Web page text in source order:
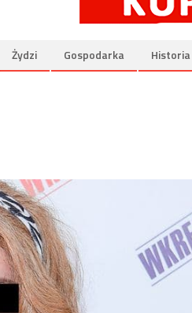
Żydzi Gospodarka Historia